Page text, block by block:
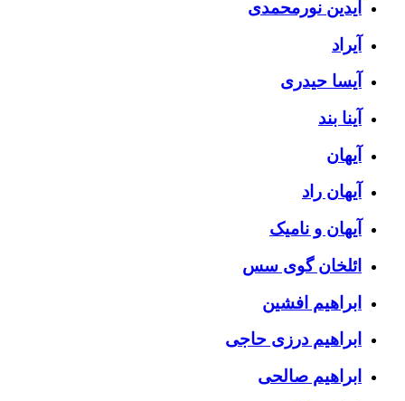
آیدین نورمحمدی
آیراد
آیسا حیدری
آینا بند
آیهان
آیهان راد
آیهان و نامیک
ائلخان گوی سس
ابراهیم افشین
ابراهیم درزی حاجی
ابراهیم صالحی